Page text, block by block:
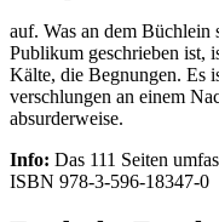
auf. Was an dem
Publikum geschrieben ist,
Kälte, die Begnungen. Es
verschlungen an einem
absurderweise.
Info: Das 111 Seiten
ISBN 978-3-596-18347-0